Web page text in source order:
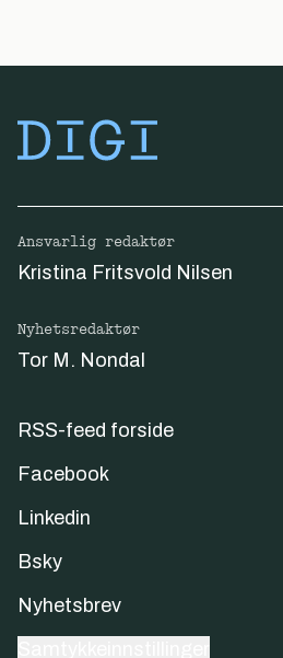
Ansvarlig redaktør
Kristina Fritsvold Nilsen
Nyhetsredaktør
Tor M. Nondal
RSS-feed forside
Facebook
Linkedin
Bsky
Nyhetsbrev